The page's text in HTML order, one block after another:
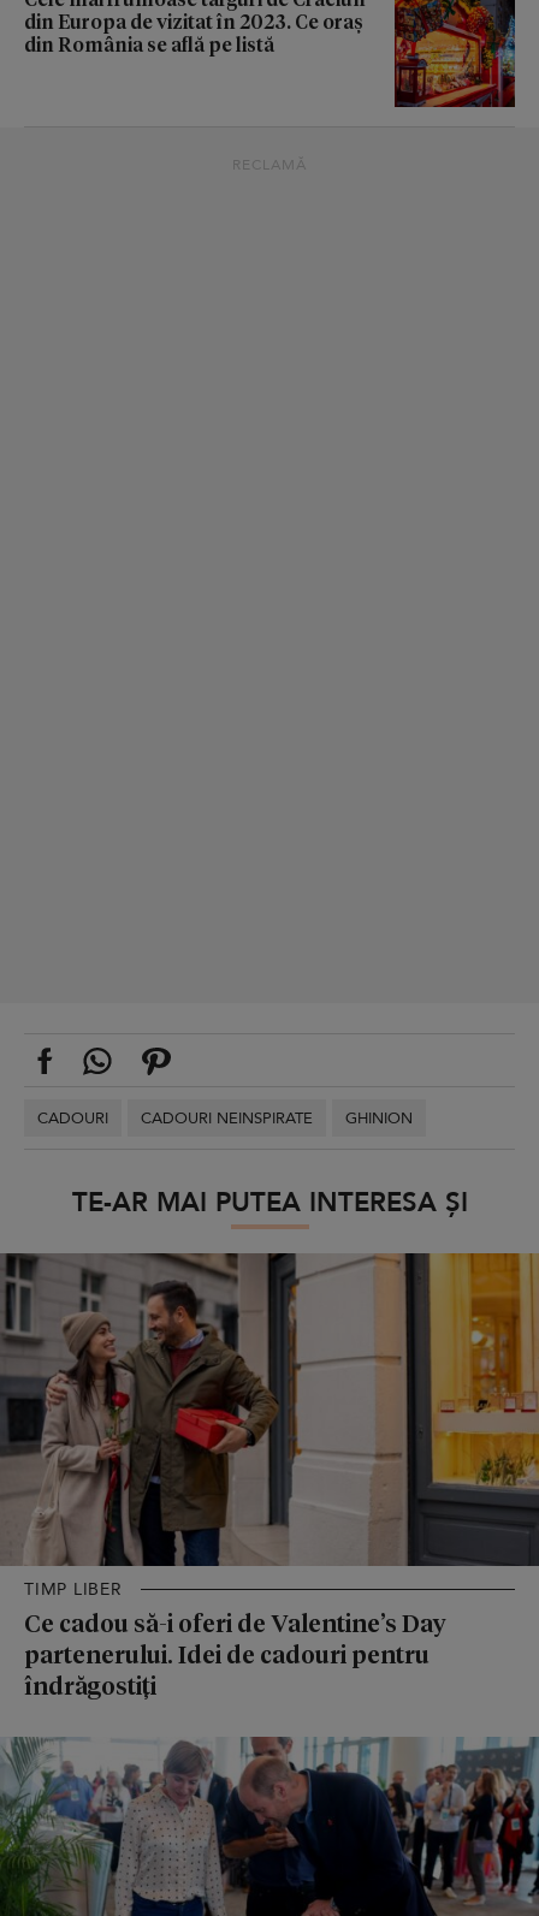
din Europa de vizitat în 2023. Ce oraș
din România se află pe listă
RECLAMĂ
CADOURI CADOURI NEINSPIRATE GHINION
TE-AR MAI PUTEA INTERESA ȘI
TIMP LIBER
Ce cadou să-i oferi de Valentine’s Day
partenerului. Idei de cadouri pentru
îndrăgostiți